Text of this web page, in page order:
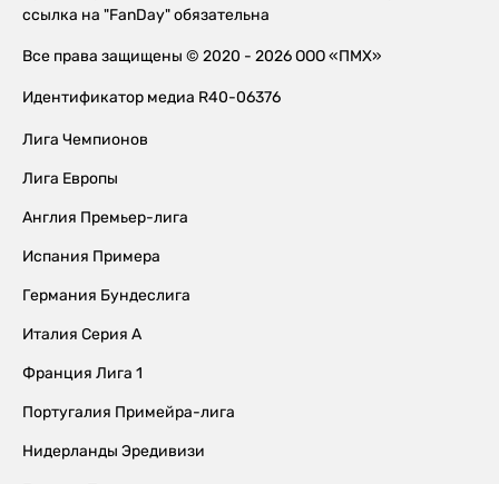
ссылка на "FanDay" обязательна
Все права защищены © 2020 - 2026 ООО «ПМХ»
Идентификатор медиа R40-06376
Лига Чемпионов
Лига Европы
Англия Премьер-лига
Испания Примера
Германия Бундеслига
Италия Серия А
Франция Лига 1
Португалия Примейра-лига
Нидерланды Эредивизи